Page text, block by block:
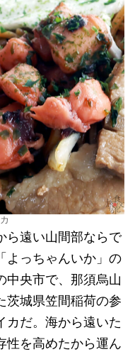
ら遠い山間部ならで
よっちゃんいか」の
中央市で、那須烏山
茨城県笠間稲荷の参
カだ。海から遠いた
性を高めたから運ん